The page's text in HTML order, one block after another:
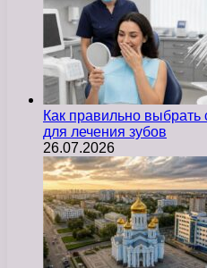
Как правильно выбрать
для лечения зубов
26.07.2026